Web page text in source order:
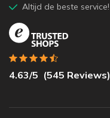
Altijd de beste service!
4.63/5 (545 Reviews)